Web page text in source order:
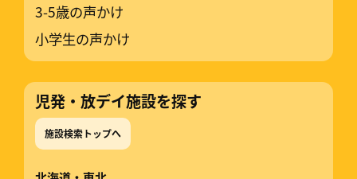
3-5歳の声かけ
小学生の声かけ
児発・放デイ施設を探す
施設検索トップへ